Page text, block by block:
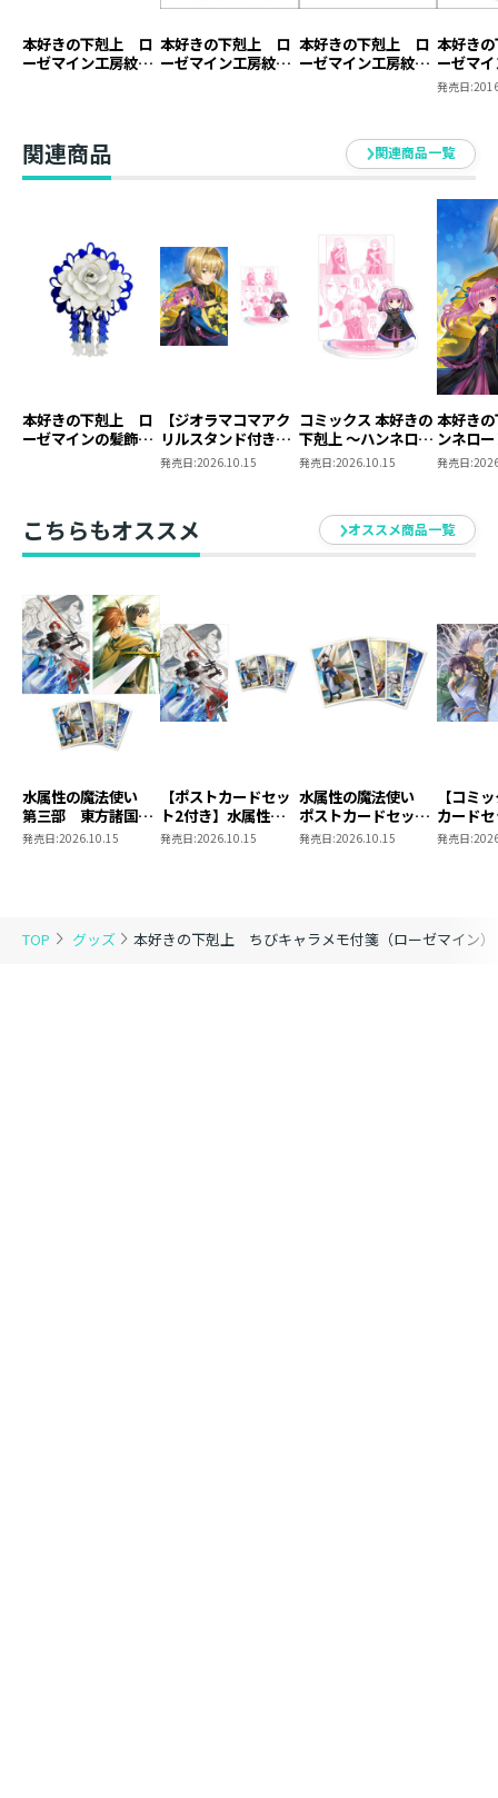
TOP グッズ 本好きの下剋上 ちびキャラメモ付箋（ローゼマイン）
本好きの下剋上 ロ
ーゼマイン工房紋章
本好きの下剋上 ロ
ーゼマイン工房紋章
本好きの下剋上 ロ
ーゼマイン工房紋章
本好き
ーゼマ
キーホ
発売日:
関連商品 関連商品一覧
本好きの下剋上 ロ
ーゼマインの髪飾り
【ジオラマコマアク
リルスタンド付き】
本好きの下剋上 ～ハ
ミックス）
発売日:2026.10.15
コミックス 本好きの
下剋上 ～ハンネロー
レの貴族院五年生～
アクリルスタンド
（1巻4話）
発売日:2026.10.15
本好き
ンネロ
五年生
発売日:
こちらもオススメ オススメ商品一覧
水属性の魔法使い
第三部 東方諸国編
8 同時発売まとめ
発売日:2026.10.15
【ポストカードセッ
ト2付き】水属性の
魔法使い 第三部
発売日:2026.10.15
水属性の魔法使い
ポストカードセット
2
発売日:2026.10.15
【コミ
カード
き】恋
とに？
＠
発売日: